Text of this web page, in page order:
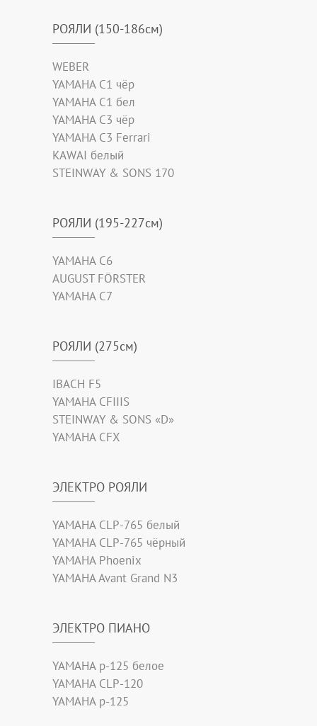
РОЯЛИ (150-186см)
WEBER
YAMAHA C1 чёр
YAMAHA C1 бел
YAMAHA C3 чёр
YAMAHA C3 Ferrari
KAWAI белый
STEINWAY & SONS 170
РОЯЛИ (195-227см)
YAMAHA C6
AUGUST FÖRSTER
YAMAHA C7
РОЯЛИ (275см)
IBACH F5
YAMAHA CFIIIS
STEINWAY & SONS «D»
YAMAHA CFX
ЭЛЕКТРО РОЯЛИ
YAMAHA CLP-765 белый
YAMAHA CLP-765 чёрный
YAMAHA Phoenix
YAMAHA Avant Grand N3
ЭЛЕКТРО ПИАНО
YAMAHA p-125 белое
YAMAHA CLP-120
YAMAHA p-125